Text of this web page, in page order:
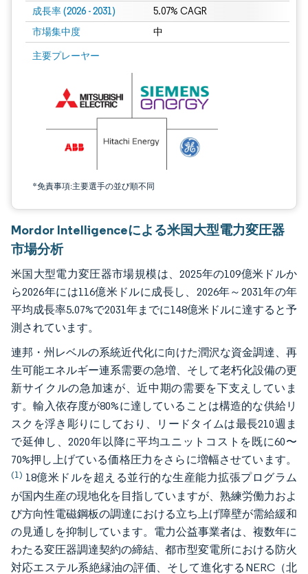
成長率 (2026 - 2031) 5.07% CAGR
市場集中度 中
主要プレーヤー
*免責事項:主要選手の並び順不同
画像 © Mordor Intelligence。再利用にはCC BY 4.0の表示が必要です。
Mordor Intelligenceによる米国大型電力変圧器
市場分析
米国大型電力変圧器市場規模は、2025年の109億米ドルか
ら2026年には116億米ドルに成長し、2026年～2031年の年
平均成長率5.07%で2031年までに148億米ドルに達すると予
測されています。
連邦・州レベルの系統近代化に向けた潤沢な資金調達、再
生可能エネルギー連系需要の急増、そして老朽化設備の更
新サイクルの急加速が、近中期の需要を下支えしていま
す。輸入依存度が80%に達していることは構造的な供給リ
スクを浮き彫りにしており、リードタイムは最長210週ま
で延伸し、2020年以降に平均ユニットコストを既に60〜
70%押し上げている価格圧力をさらに増幅させています。
(1) 18億米ドルを超える並行的な生産能力拡張プログラム
が国内生産の現地化を目指していますが、熟練労働力およ
び方向性電磁鋼板の調達における立ち上げ障壁が需給緩和
の見通しを抑制しています。電力公益事業者は、複数年に
わたる変圧器調達契約の締結、都市型変電所における防火
対応エステル系絶縁油の評価、そして進化するNERC（北